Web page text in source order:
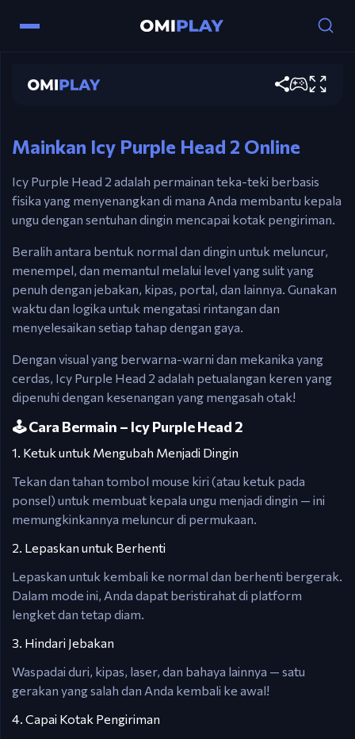
Icy Purple Head 2
dan meluncur.
Mainkan Icy Purple Head 2 Online
Icy Purple Head 2 adalah permainan teka-teki berbasis
fisika yang menyenangkan di mana Anda membantu kepala
ungu dengan sentuhan dingin mencapai kotak pengiriman.
Beralih antara bentuk normal dan dingin untuk meluncur,
menempel, dan memantul melalui level yang sulit yang
penuh dengan jebakan, kipas, portal, dan lainnya. Gunakan
waktu dan logika untuk mengatasi rintangan dan
menyelesaikan setiap tahap dengan gaya.
Dengan visual yang berwarna-warni dan mekanika yang
cerdas, Icy Purple Head 2 adalah petualangan keren yang
dipenuhi dengan kesenangan yang mengasah otak!
🕹️ Cara Bermain – Icy Purple Head 2
1. Ketuk untuk Mengubah Menjadi Dingin
Tekan dan tahan tombol mouse kiri (atau ketuk pada
ponsel) untuk membuat kepala ungu menjadi dingin — ini
memungkinkannya meluncur di permukaan.
2. Lepaskan untuk Berhenti
Lepaskan untuk kembali ke normal dan berhenti bergerak.
Dalam mode ini, Anda dapat beristirahat di platform
lengket dan tetap diam.
3. Hindari Jebakan
Waspadai duri, kipas, laser, dan bahaya lainnya — satu
gerakan yang salah dan Anda kembali ke awal!
4. Capai Kotak Pengiriman